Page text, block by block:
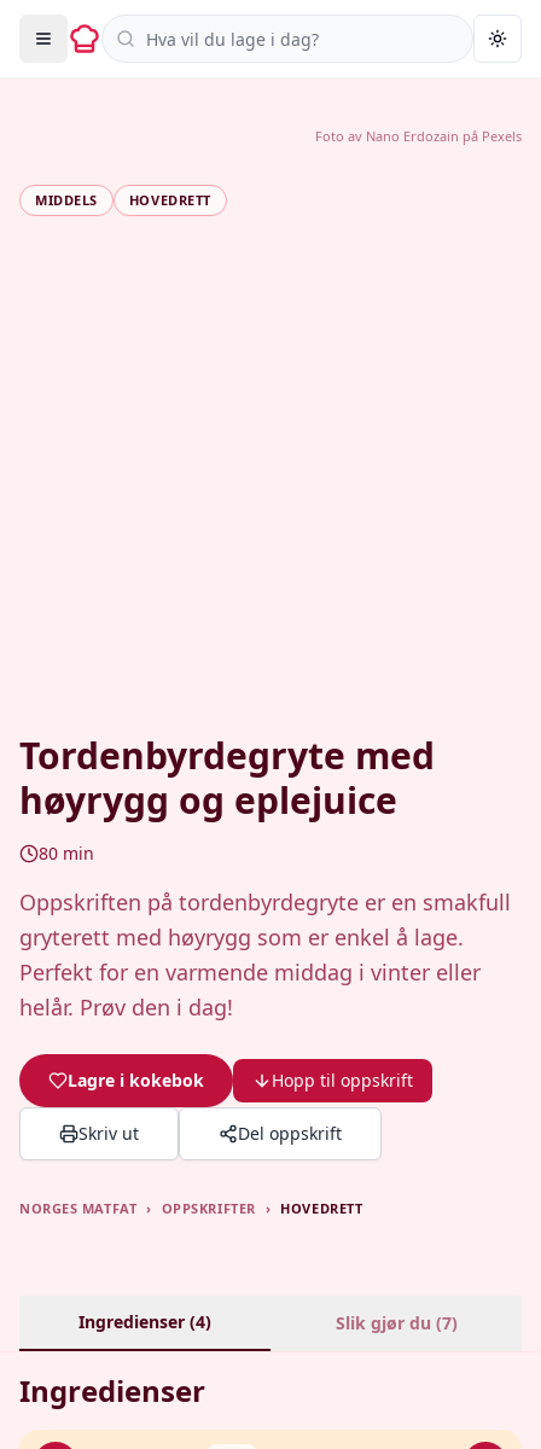
Søk i oppskrifter
MIDDELS HOVEDRETT
Tordenbyrdegryte med
høyrygg og eplejuice
80 min
Oppskriften på tordenbyrdegryte er en smakfull
gryterett med høyrygg som er enkel å lage.
Perfekt for en varmende middag i vinter eller
helår. Prøv den i dag!
Lagre i kokebok Hopp til oppskrift
Skriv ut Del oppskrift
Foto av Nano Erdozain på Pexels
NORGES MATFAT › OPPSKRIFTER › HOVEDRETT
Ingredienser (4) Slik gjør du (7)
Ingredienser